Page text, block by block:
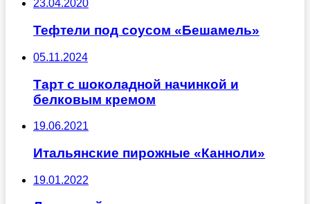
23.04.2020
Тефтели под соусом «Бешамель»
05.11.2024
Тарт с шоколадной начинкой и
белковым кремом
19.06.2021
Итальянские пирожные «Канноли»
19.01.2022